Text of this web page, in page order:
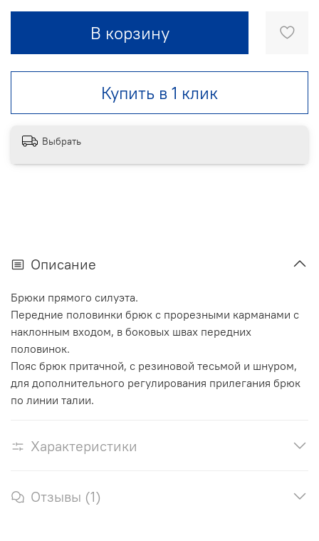
В корзину
Купить в 1 клик
Выбрать
Описание
Брюки прямого силуэта.
Передние половинки брюк с прорезными карманами с
наклонным входом, в боковых швах передних
половинок.
Пояс брюк притачной, с резиновой тесьмой и шнуром,
для дополнительного регулирования прилегания брюк
по линии талии.
Характеристики
Отзывы (1)